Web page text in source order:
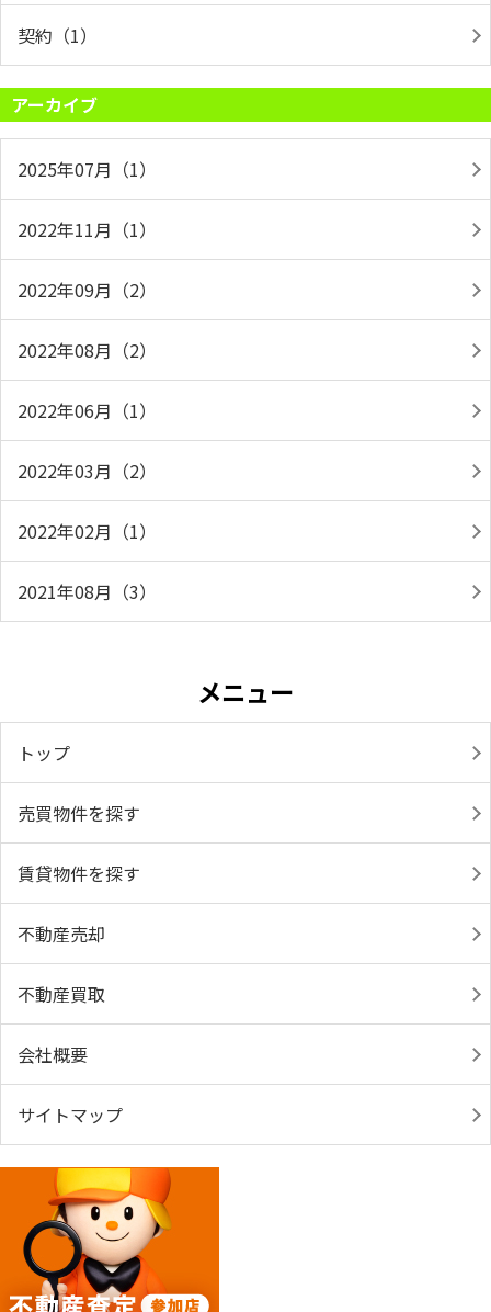
契約（1）
アーカイブ
2025年07月（1）
2022年11月（1）
2022年09月（2）
2022年08月（2）
2022年06月（1）
2022年03月（2）
2022年02月（1）
2021年08月（3）
メニュー
トップ
売買物件を探す
賃貸物件を探す
不動産売却
不動産買取
会社概要
サイトマップ